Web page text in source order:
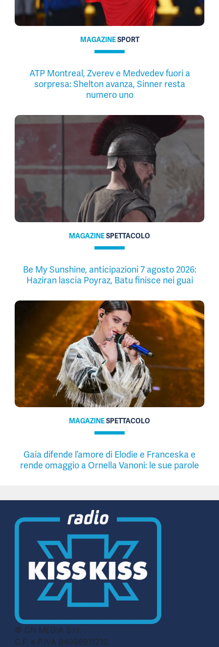
MAGAZINESPORT
ATP Montreal, Zverev e Medvedev fuori a
sorpresa: Shelton avanza, Sinner resta
numero uno
MAGAZINESPETTACOLO
Be My Sunshine, anticipazioni 7 agosto 2026:
Haziran lascia Poyraz, Batu finisce nei guai
MAGAZINESPETTACOLO
Gaia difende l’amore di Elodie e Franceska e
rende omaggio a Ornella Vanoni: le sue parole
© CN MEDIA S.r.l.
C.F. e P.IVA 04998911210